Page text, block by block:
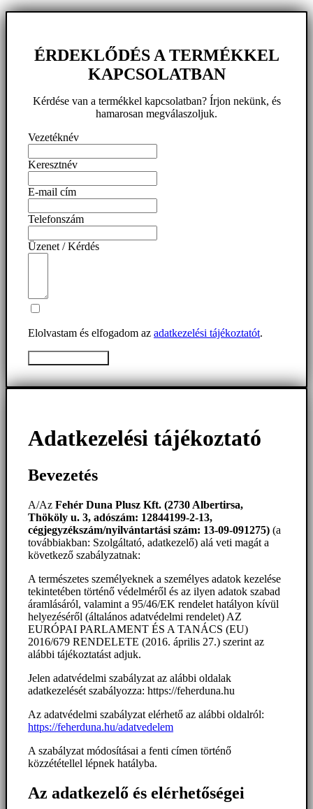
ÉRDEKLŐDÉS A TERMÉKKEL
KAPCSOLATBAN
Kérdése van a termékkel kapcsolatban? Írjon nekünk, és
hamarosan megválaszoljuk.
Vezetéknév
Keresztnév
E-mail cím
Telefonszám
Üzenet / Kérdés
Elolvastam és elfogadom az adatkezelési tájékoztatót.
Adatkezelési tájékoztató
Bevezetés
A/Az Fehér Duna Plusz Kft. (2730 Albertirsa,
Thököly u. 3, adószám: 12844199-2-13,
cégjegyzékszám/nyilvántartási szám: 13-09-091275) (a
továbbiakban: Szolgáltató, adatkezelő) alá veti magát a
következő szabályzatnak:
A természetes személyeknek a személyes adatok kezelése
tekintetében történő védelméről és az ilyen adatok szabad
áramlásáról, valamint a 95/46/EK rendelet hatályon kívül
helyezéséről (általános adatvédelmi rendelet) AZ
EURÓPAI PARLAMENT ÉS A TANÁCS (EU)
2016/679 RENDELETE (2016. április 27.) szerint az
alábbi tájékoztatást adjuk.
Jelen adatvédelmi szabályzat az alábbi oldalak
adatkezelését szabályozza: https://feherduna.hu
Az adatvédelmi szabályzat elérhető az alábbi oldalról:
https://feherduna.hu/adatvedelem
A szabályzat módosításai a fenti címen történő
közzététellel lépnek hatályba.
Az adatkezelő és elérhetőségei